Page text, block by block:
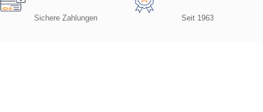
Sichere Zahlungen Seit 1963